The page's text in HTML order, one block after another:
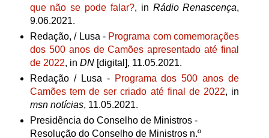
que não se pode falar?, in Rádio Renascença,
9.06.2021.
Redação, / Lusa - Programa com comemorações
dos 500 anos de Camões apresentado até final
de 2022, in DN[digital], 11.05.2021.
Redação / Lusa - Programa dos 500 anos de
Camões tem de ser criado até final de 2022, in
msn notícias, 11.05.2021.
Presidência do Conselho de Ministros -
Resolução do Conselho de Ministros n.º